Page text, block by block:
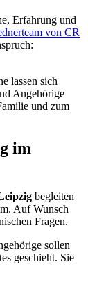
Erfahrung und
von CR
lassen sich
Angehörige
und zum
im
begleiten
Auf Wunsch
Fragen.
sollen
geschieht. Sie